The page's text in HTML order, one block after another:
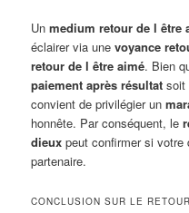
Unmedium retour de l être
éclairer via unevoyance
retour de l être aimé. Bien
paiement après résultat soit
convient de privilégier un
honnête. Par conséquent, le
dieux peut confirmer si
partenaire.
CONCLUSION SUR LE